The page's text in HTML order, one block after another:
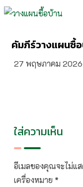
คัมภีร์วางแผนซื้
27 พฤษภาคม 2026
ใส่ความเห็น
อีเมลของคุณจะไม่แ
เครื่องหมาย *